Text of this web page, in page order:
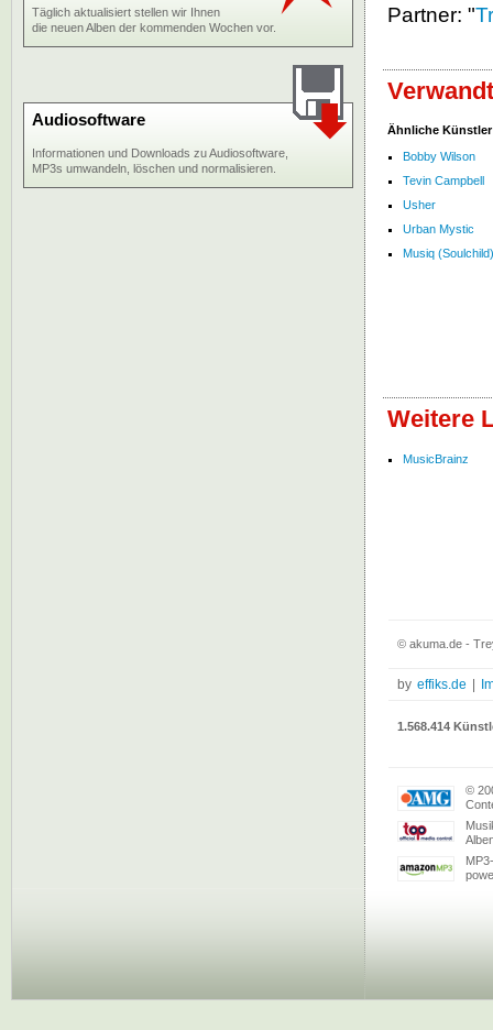
Partner: "
Ähnliche Künstler
Bobby Wilson
Tevin Campbell
Usher
Urban Mystic
Musiq (Soulchild)
Weitere
MusicBrainz
Täglich aktualisiert stellen wir Ihnen
die neuen Alben der kommenden Wochen vor.
Audiosoftware
Informationen und Downloads zu Audiosoftware,
MP3s umwandeln, löschen und normalisieren.
© akuma.de -
by effiks.de
1.568.414
©